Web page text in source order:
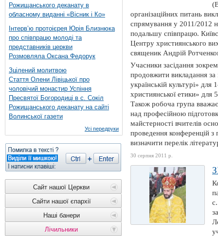
Рожищанського деканату в
обласному виданні «Вісник і Ко»
Інтерв’ю протоієрея Юрія Близнюка
про співпрацю молоді та
представників церкви
Розмовляла Оксана Федорук
Зцілений молитвою
Стаття Олени Лівіцької про
чоловічий монастир Успіння
Пресвятої Богородиці в с. Сокіл
Рожищанського деканату на сайті
Волинської газети
Усі передруки
Сайт нашої Церкви
Сайти нашої єпархії
Наші банери
Лічильники
організаційних питань
спрямування у 2011/2012
подальшу співпрацю.
Центру християнського
священик Андрій
Учасники засідання
продовжити викладання
українській культурі»
християнської етики» для
Також робоча група
над професійною
майстерності вчителів
проведення конференцій з
визначити перелік
30 серпня 2011 р.